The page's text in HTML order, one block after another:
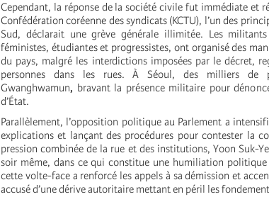
Cependant, la réponse de la société civile fut immédiate et
Confédération coréenne des syndicats (KCTU), l’un des
Sud, déclarait une grève générale illimitée. Les
féministes, étudiantes et progressistes, ont organisé des
du pays, malgré les interdictions imposées par le décret,
personnes dans les rues. À Séoul, des milliers de
Gwanghwamun, bravant la présence militaire pour
d’État.
Parallèlement, l’opposition politique au Parlement a
explications et lançant des procédures pour contester la
pression combinée de la rue et des institutions, Yoon Suk-
soir même, dans ce qui constitue une humiliation
cette volte-face a renforcé les appels à sa démission et
accusé d’une dérive autoritaire mettant en péril les